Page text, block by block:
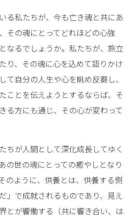
る私たちが、今も亡き魂と共にあ
その魂にとってどれほどの心強
なるでしょうか。私たちが、旅立
り、その魂に心を込めて語りかけ
て自分の人生や心を眺め反芻し、
ことを伝えようとするならば、そ
る方にも通じ、その心が変わって
ちが人間として深化成長してゆく
の世の魂にとっての癒やしとなり
のように、供養とは、供養する側
」で成就されるものであり、見え
とが響働する（共に響き合い、は